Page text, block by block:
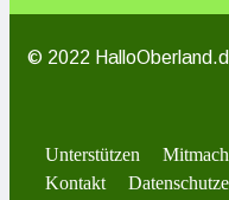
© 2022
Unterstützen
Kontakt